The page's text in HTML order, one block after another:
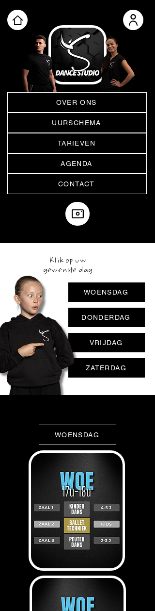
OVER ONS
UURSCHEMA
TARIEVEN
AGENDA
CONTACT
Klik op uw
gewenste dag
WOENSDAG
DONDERDAG
VRIJDAG
ZATERDAG
WOENSDAG